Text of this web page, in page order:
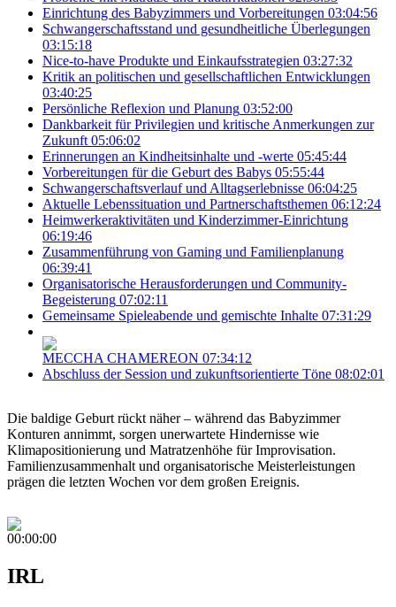
Einrichtung des Babyzimmers und Vorbereitungen 03:04:56
Schwangerschaftsstand und gesundheitliche Überlegungen
03:15:18
Nice-to-have Produkte und Einkaufsstrategien 03:27:32
Kritik an politischen und gesellschaftlichen Entwicklungen
03:40:25
Persönliche Reflexion und Planung 03:52:00
Dankbarkeit für Privilegien und kritische Anmerkungen zur
Zukunft 05:06:02
Erinnerungen an Kindheitsinhalte und -werte 05:45:44
Vorbereitungen für die Geburt des Babys 05:55:44
Schwangerschaftsverlauf und Alltagserlebnisse 06:04:25
Aktuelle Lebenssituation und Partnerschaftsthemen 06:12:24
Heimwerkeraktivitäten und Kinderzimmer-Einrichtung
06:19:46
Zusammenführung von Gaming und Familienplanung
06:39:41
Organisatorische Herausforderungen und Community-
Begeisterung 07:02:11
Gemeinsame Spieleabende und gemischte Inhalte 07:31:29
MECCHA CHAMEREON 07:34:12
Abschluss der Session und zukunftsorientierte Töne 08:02:01
Die baldige Geburt rückt näher – während das Babyzimmer
Konturen annimmt, sorgen unerwartete Hindernisse wie
Klimapositionierung und Matratzenhöhe für Improvisation.
Familienzusammenhalt und organisatorische Meisterleistungen
prägen die letzten Wochen vor dem großen Ereignis.
00:00:00
IRL